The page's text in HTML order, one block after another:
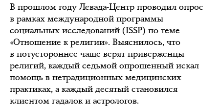
В прошлом году Левада-Центр проводил опрос
в рамках международной программы
социальных исследований (ISSP) по теме
«Отношение к религии». Выяснилось, что
в потустороннее чаще верят приверженцы
религий, каждый седьмой опрошенный искал
помощь в нетрадиционных медицинских
практиках, а каждый десятый становился
клиентом гадалок и астрологов.